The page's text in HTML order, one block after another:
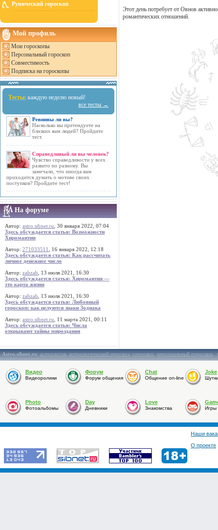
Рунический гороскоп
Мой профиль
Мои гороскопы
Персональный гороскоп
Совместимость
Подписка на гороскопы
Тесты: каждую неделю новый!
все тесты →
Ревнивы ли вы?
Насколько вы претендуете на
близких вам людей? Пройдите
тест.
Справедливый ли вы человек?
Чувство справедливости у всех
развито по разному. Вы
замечали, что иногда вам
приходится думать о мотиве своих
поступков? Пройдите тест!
На форуме
Автор: astro.sibnet.ru , 30 января 2022, 07:04
Здесь обсуждается статья: Возможности
Хиромантии
Автор: 271033511
, 16 января 2022, 12:18
Здесь обсуждается статья: Как рассчитать
личное денежное число
Автор: zabzab , 13 июля 2021, 16:30
Здесь обсуждается статья: Хиромантия —
это карта жизни
Автор: zabzab , 13 июля 2021, 16:30
Здесь обсуждается статья: Любовный
гороскоп: как целуются знаки Зодиака
Автор: astro.sibnet.ru , 11 марта 2021, 00:11
Здесь обсуждается статья: Числа
открывают тайны мироздания
Этот день потребует от Овнов
романтических отношений.
Astro.sibnet.ru:астрология,астрологический прогноз,гороскоп,персональный гороскоп,
Видео
Видеоролики
Форум
Форум общения
Chat
Общение on-line
Joke
Photo
Фотоальбомы
Day
Дневники
Love
Знакомства Игры
Наши
О проекте